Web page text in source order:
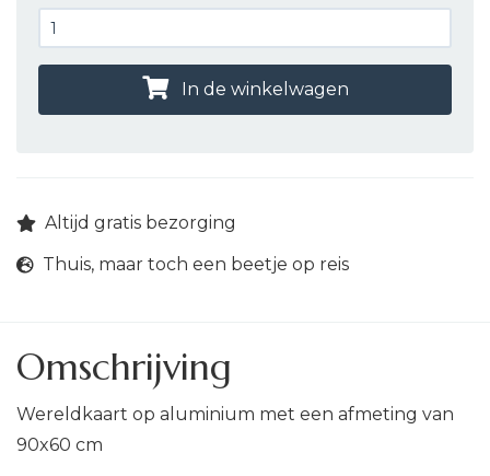
In de winkelwagen
Altijd gratis bezorging
Thuis, maar toch een beetje op reis
Omschrijving
Wereldkaart op aluminium met een afmeting van
90x60 cm